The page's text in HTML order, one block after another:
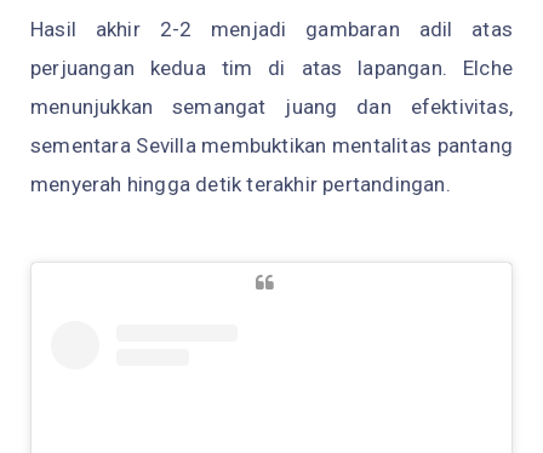
Hasil akhir 2-2 menjadi gambaran adil atas
perjuangan kedua tim di atas lapangan. Elche
menunjukkan semangat juang dan efektivitas,
sementara Sevilla membuktikan mentalitas pantang
menyerah hingga detik terakhir pertandingan.